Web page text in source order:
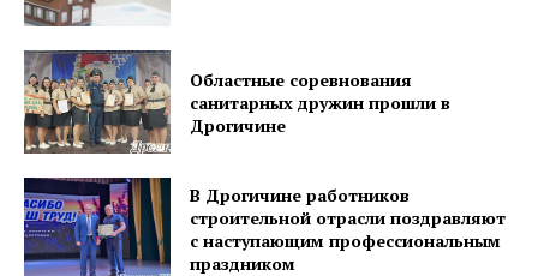
Областные соревнования
санитарных дружин прошли в
Дрогичине
В Дрогичине работников
строительной отрасли поздравляют
с наступающим профессиональным
праздником